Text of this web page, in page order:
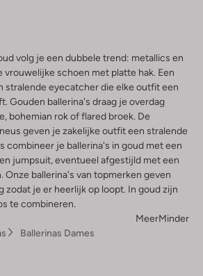
volg je een dubbele trend: metallics en
vrouwelijke schoen met platte hak. Een
stralende eyecatcher die elke outfit een
Gouden ballerina's draag je overdag
bohemian rok of flared broek. De
geven je zakelijke outfit een stralende
combineer je ballerina's in goud met een
jumpsuit, eventueel afgestijld met een
Onze ballerina's van topmerken geven
zodat je er heerlijk op loopt. In goud zijn
te combineren.
MeerMinder
Ballerinas Dames